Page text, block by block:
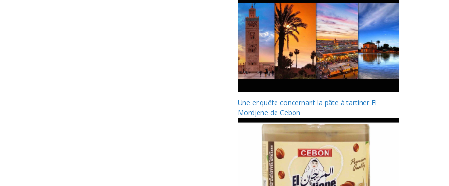
Une enquête concernant la pâte à tartiner El
Mordjene de Cebon